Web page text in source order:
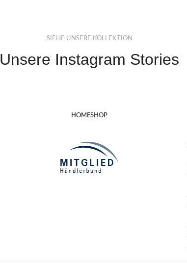
SIEHE UNSERE KOLLEKTION
Unsere Instagram Stories
HOMESHOP